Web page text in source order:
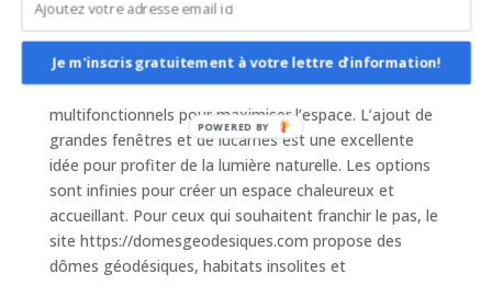
Aménager un dôme géodésique peut être aussi créatif
que sa construction. L’intérieur ouvert et spacieux
permet une polyvalence incroyable pour le design.
Pensez à des meubles modulables et
multifonctionnels pour maximiser l’espace. L’ajout de
grandes fenêtres et de lucarnes est une excellente
idée pour profiter de la lumière naturelle. Les options
sont infinies pour créer un espace chaleureux et
accueillant. Pour ceux qui souhaitent franchir le pas, le
site https://domesgeodesiques.com propose des
dômes géodésiques, habitats insolites et
Je m'inscris gratuitement à votre lettre d'information!
POWERED BY